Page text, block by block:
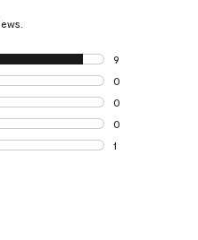
9
9 reviews with 5
0
0 reviews with 4
0
0 reviews with 3
0
0 reviews with 2
1